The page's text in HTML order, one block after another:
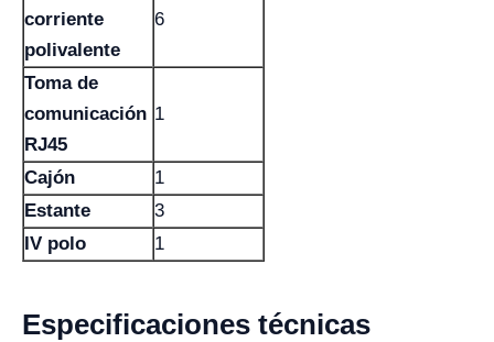
corriente
polivalente
6
Toma de
comunicación
RJ45
1
Cajón
1
Estante
3
IV polo
1
Especificaciones técnicas